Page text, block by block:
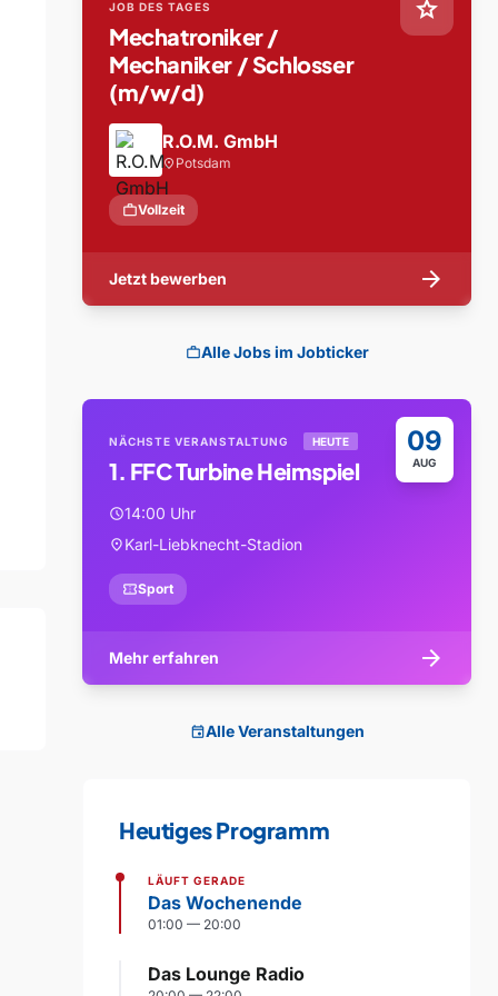
star
JOB DES TAGES
Mechatroniker /
Mechaniker / Schlosser
(m/w/d)
R.O.M. GmbH
location_on Potsdam
workVollzeit
Jetzt bewerben arrow_forward
workAlle Jobs im Jobticker
09
AUG
NÄCHSTE VERANSTALTUNG HEUTE
1. FFC Turbine Heimspiel
schedule14:00 Uhr
location_onKarl-Liebknecht-Stadion
confirmation_numberSport
Mehr erfahren arrow_forward
eventAlle Veranstaltungen
Heutiges Programm
LÄUFT GERADE
Das Wochenende
01:00 — 20:00
Das Lounge Radio